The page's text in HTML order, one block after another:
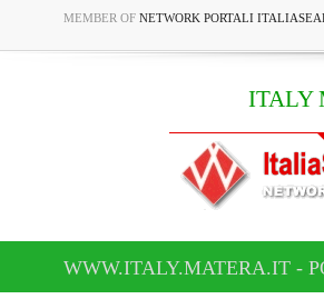
MEMBER OF NETWORK PORTALI
ITALY
WWW.ITALY.MATERA.IT -